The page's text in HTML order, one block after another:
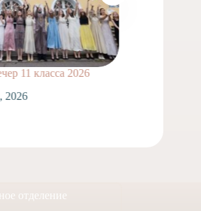
11 класса 2026
2026
отделение